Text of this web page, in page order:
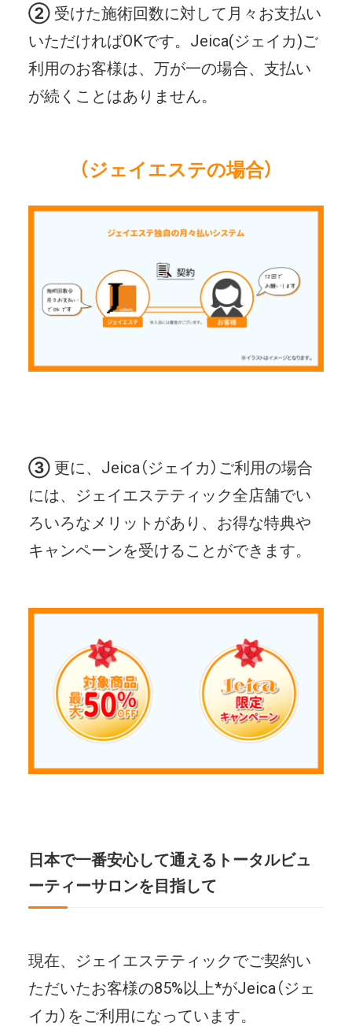
➁受けた施術回数に対して月々お支払い
いただければOKです。Jeica(ジェイカ)ご
利用のお客様は、万が一の場合、支払い
が続くことはありません。
（ジェイエステの場合）
③更に、Jeica（ジェイカ）ご利用の場合
には、ジェイエステティック全店舗でい
ろいろなメリットがあり、お得な特典や
キャンペーンを受けることができます。
日本で一番安心して通えるトータルビュ
ーティーサロンを目指して
現在、ジェイエステティックでご契約い
ただいたお客様の85%以上*がJeica（ジェ
イカ）をご利用になっています。